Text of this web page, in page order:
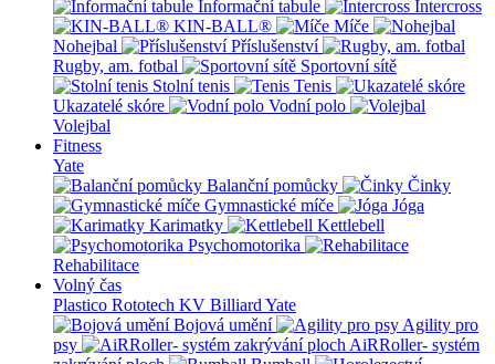
Informační tabule
Intercross
KIN-BALL®
Míče
Nohejbal
Příslušenství
Rugby, am. fotbal
Sportovní sítě
Stolní tenis
Tenis
Ukazatelé skóre
Vodní polo
Volejbal
Fitness
Yate
Balanční pomůcky
Činky
Gymnastické míče
Jóga
Karimatky
Kettlebell
Psychomotorika
Rehabilitace
Volný čas
Plastico Rototech KV Billiard Yate
Bojová umění
Agility pro
psy
AiRRoller- systém